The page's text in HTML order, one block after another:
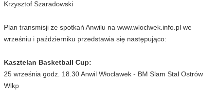
Krzysztof Szaradowski
Plan transmisji ze spotkań Anwilu na www.wloclwek.info.pl we
wrześniu i październiku przedstawia się następująco:
Kasztelan Basketball Cup:
25 września godz. 18.30 Anwil Włocławek - BM Slam Stal Ostrów
Wlkp